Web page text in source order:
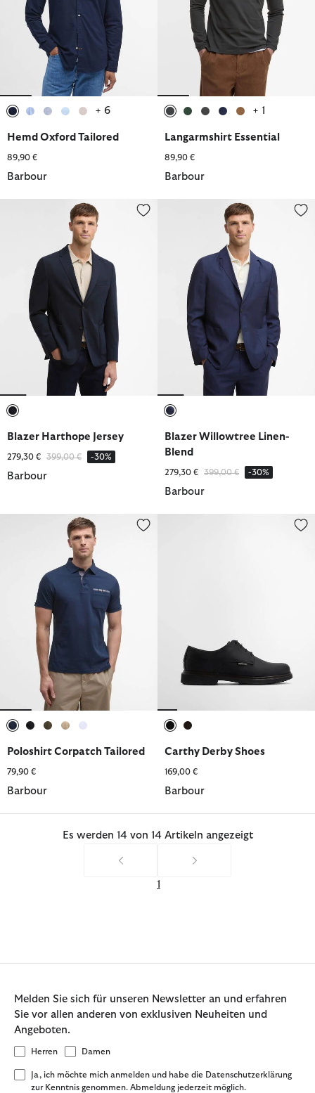
+ 6
Hemd Oxford Tailored
89,90 €
Barbour
+ 1
Langarmshirt Essential
89,90 €
Barbour
Blazer Harthope Jersey
Blazer Harthope Jersey
279,30 € Reduziert von
399,00 €bis-30%
Barbour
Blazer Willowtree Linen-Blend
Blazer Willowtree Linen-
Blend
279,30 € Reduziert von
399,00 €bis-30%
Barbour
Poloshirt Corpatch Tailored
Poloshirt Corpatch Tailored
79,90 €
Barbour
Carthy Derby Shoes
169,00 €
Barbour
Es werden 14 von 14 Artikeln angezeigt
1
Melden Sie sich für unseren Newsletter an und erfahren
Sie vor allen anderen von exklusiven Neuheiten und
Angeboten.
Herren Damen
Ja, ich möchte mich anmelden und habe die Datenschutzerklärung
zur Kenntnis genommen. Abmeldung jederzeit möglich.